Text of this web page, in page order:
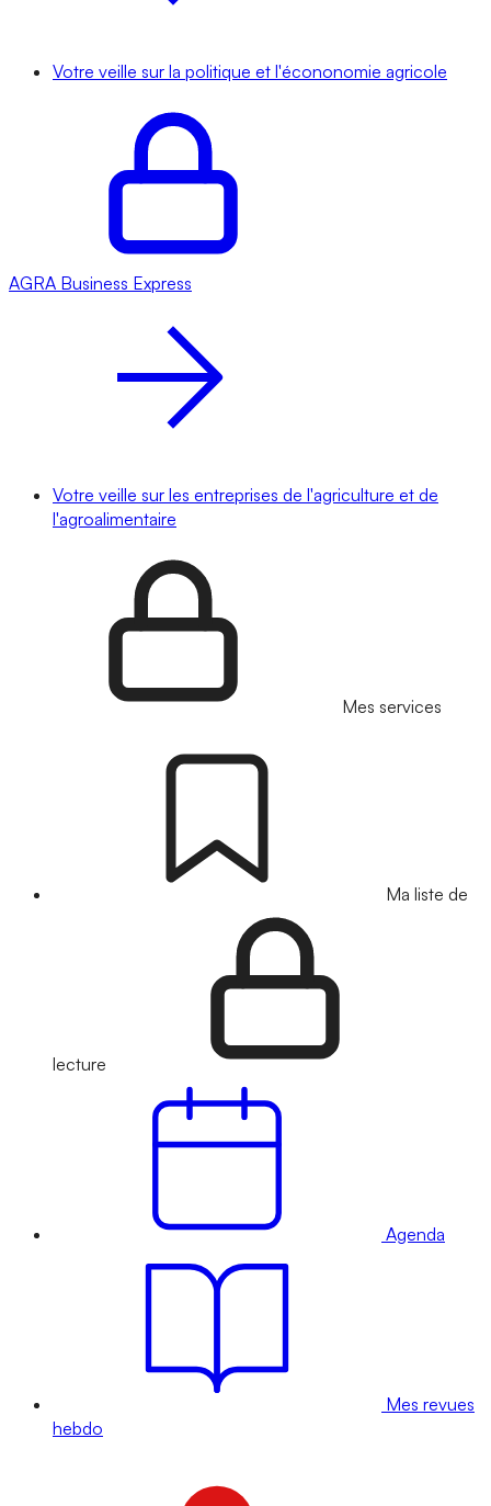
Votre veille sur la politique et l'écononomie agricole
AGRA Business Express
Votre veille sur les entreprises de l'agriculture et de
l'agroalimentaire
Mes services
Ma liste de
lecture
Agenda
Mes revues
hebdo